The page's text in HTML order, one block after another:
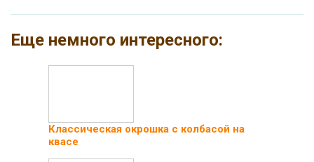
Еще немного интересного:
Классическая окрошка с колбасой на
квасе